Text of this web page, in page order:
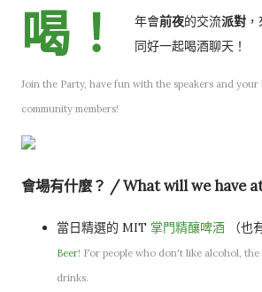
喝！ 年會前夜的交流派對
同好一起喝酒聊天！
Join the Party, have fun with the speakers and your
community members!
會場有什麼？ / What will we have
當日精選的 MIT 掌門精釀啤酒 （也
Beer! For people who don't like alcohol,
drinks.